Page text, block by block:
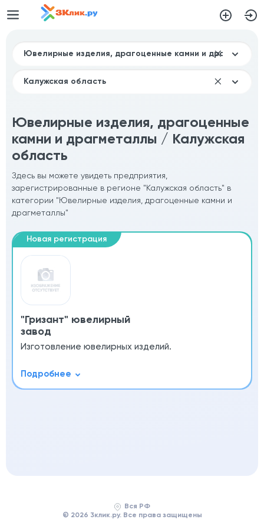
Ювелирные изделия, драгоценные
камни и драгметаллы / Калужская
область
Здесь вы можете увидеть предприятия,
зарегистрированные в регионе "Калужская область" в
категории "Ювелирные изделия, драгоценные камни и
драгметаллы"
"Гризант" ювелирный
завод
Изготовление ювелирных изделий.
Вся РФ
© 2026 3клик.ру. Все права защищены